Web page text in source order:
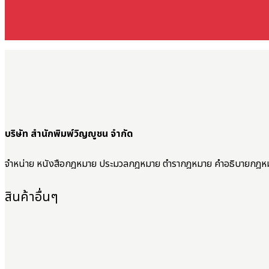
บริษัท สำนักพิมพ์วิญญูชน จำกัด
จำหน่าย หนังสือกฎหมาย ประมวลกฎหมาย ตำรากฎหมาย คำอธิบายกฎห
สินค้าอื่นๆ